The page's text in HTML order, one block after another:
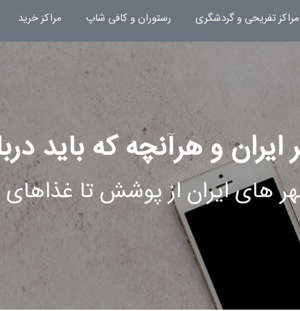
مراکز تفریحی و گردشگری رستوران و کافی شاپ مراکز خرید
و هرآنچه که باید
های ایران از پوشش تا غذاهای